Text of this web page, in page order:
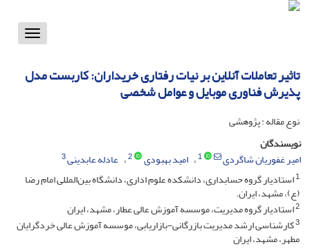
Toggle
تاثیر تعاملات آنلاین بر نیات رفتاری خریداران: کاربست مدل
پذیرش فناوری موبایل و عوامل شخصی
نوع مقاله : پژوهشی
نویسندگان
امیر غفوریان شاگردی
1 امید بهبودی 2 عادله عابدینی3
1استادیار گروه حسابداری، دانشکده علوم اداری، دانشگاه بین‌المللی امام رضا
(ع)، مشهد، ایران.
2استادیار گروه مدیریت، موسسه آموزش عالی عطار، مشهد، ایران
3کارشناسی ارشد مدیریت بازرگانی-بازاریابی، موسسه آموزش عالی خردگرایان
مطهر، مشهد، ایران